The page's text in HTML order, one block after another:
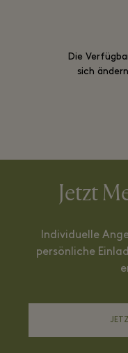
Die
sich
Jetzt
Individuelle
persönliche